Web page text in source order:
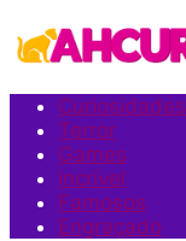
Curiosidades
Terror
Games
Incrível
Famosos
Engraçado